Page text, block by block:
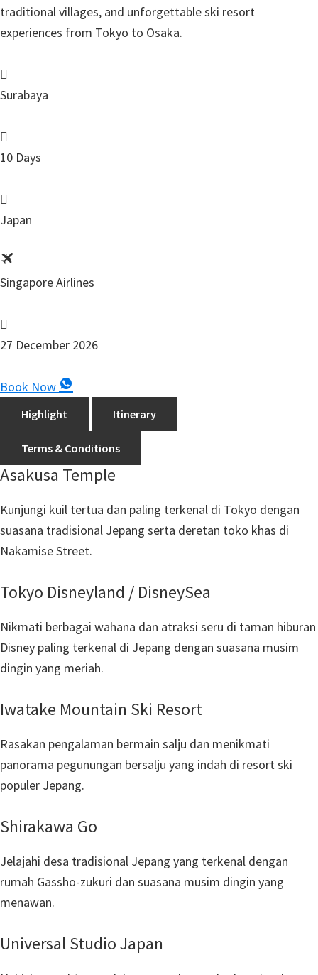
traditional villages, and unforgettable ski resort
experiences from Tokyo to Osaka.
Surabaya
10 Days
Japan
Singapore Airlines
27 December 2026
Book Now
Highlight Itinerary
Terms & Conditions
Asakusa Temple
Kunjungi kuil tertua dan paling terkenal di Tokyo dengan
suasana tradisional Jepang serta deretan toko khas di
Nakamise Street.
Tokyo Disneyland / DisneySea
Nikmati berbagai wahana dan atraksi seru di taman hiburan
Disney paling terkenal di Jepang dengan suasana musim
dingin yang meriah.
Iwatake Mountain Ski Resort
Rasakan pengalaman bermain salju dan menikmati
panorama pegunungan bersalju yang indah di resort ski
populer Jepang.
Shirakawa Go
Jelajahi desa tradisional Jepang yang terkenal dengan
rumah Gassho-zukuri dan suasana musim dingin yang
menawan.
Universal Studio Japan